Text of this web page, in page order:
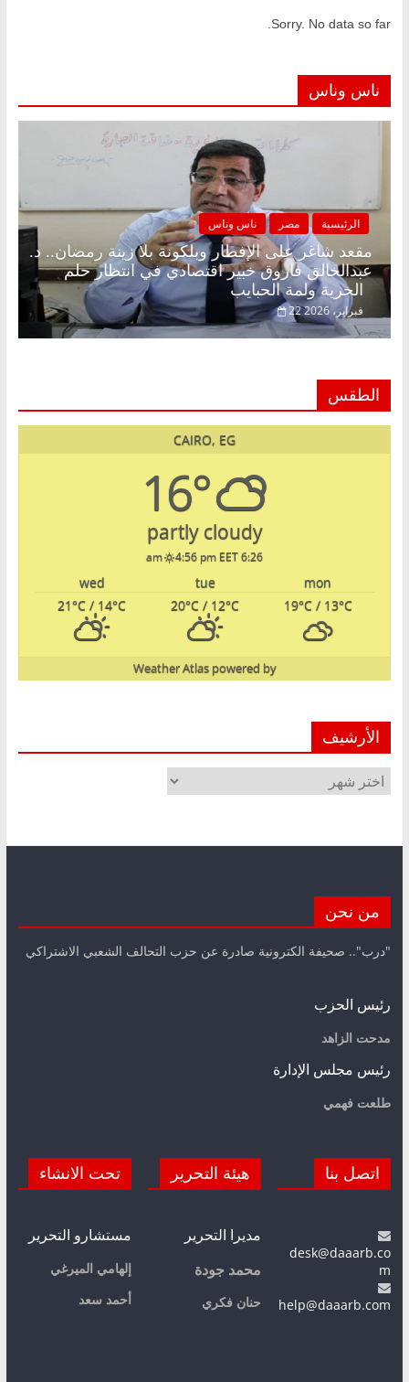
Sorry. No data so far.
ناس وناس
الرئيسية مصر ناس وناس
مقعد شاغر على الإفطار وبلكونة بلا زينة رمضان.. د.
عبدالخالق فاروق خبير اقتصادي في انتظار حلم
22 فبراير، 2026
الطقس
CAIRO, EG
16°
partly cloudy
6:26 am
4:56 pm EET
mon
tue
wed
19°C/ 13°C
20°C / 12°C
21°C / 14°C
powered by
Weather Atlas
الأرشيف
الأرشيف
من نحن
"درب".. صحيفة الكترونية صادرة عن حزب التحالف الشعبي الاشتراكي
رئيس الحزب
مدحت الزاهد
رئيس مجلس الإدارة
طلعت فهمي
اتصل بنا
desk@daaarb.co
m
help@daaarb.com
هيئة التحرير
مديرا التحرير
محمد جودة
حنان فكري
تحت الانشاء
مستشارو التحرير
إلهامي الميرغي
أحمد سعد